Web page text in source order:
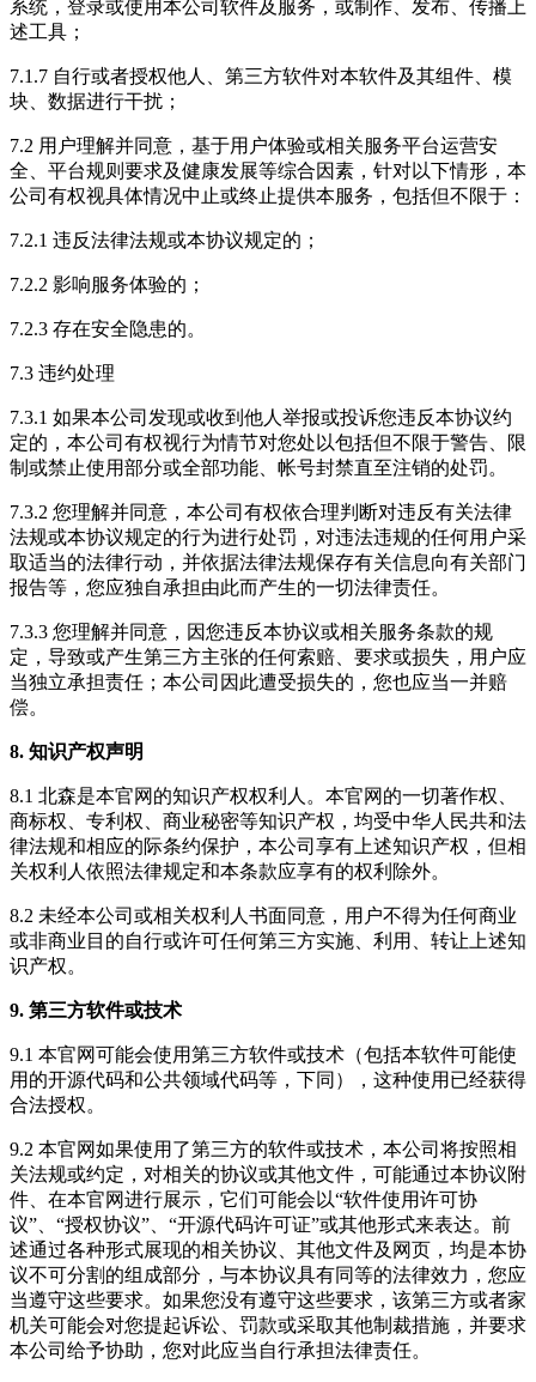
系统，登录或使用本公司软件及服务，或制作、发布、传播上
述工具；
7.1.7 自行或者授权他人、第三方软件对本软件及其组件、模
块、数据进行干扰；
7.2 用户理解并同意，基于用户体验或相关服务平台运营安
全、平台规则要求及健康发展等综合因素，针对以下情形，本
公司有权视具体情况中止或终止提供本服务，包括但不限于：
7.2.1 违反法律法规或本协议规定的；
7.2.2 影响服务体验的；
7.2.3 存在安全隐患的。
7.3 违约处理
7.3.1 如果本公司发现或收到他人举报或投诉您违反本协议约
定的，本公司有权视行为情节对您处以包括但不限于警告、限
制或禁止使用部分或全部功能、帐号封禁直至注销的处罚。
7.3.2 您理解并同意，本公司有权依合理判断对违反有关法律
法规或本协议规定的行为进行处罚，对违法违规的任何用户采
取适当的法律行动，并依据法律法规保存有关信息向有关部门
报告等，您应独自承担由此而产生的一切法律责任。
7.3.3 您理解并同意，因您违反本协议或相关服务条款的规
定，导致或产生第三方主张的任何索赔、要求或损失，用户应
当独立承担责任；本公司因此遭受损失的，您也应当一并赔
偿。
8. 知识产权声明
8.1 北森是本官网的知识产权权利人。本官网的一切著作权、
商标权、专利权、商业秘密等知识产权，均受中华人民共和法
律法规和相应的际条约保护，本公司享有上述知识产权，但相
关权利人依照法律规定和本条款应享有的权利除外。
8.2 未经本公司或相关权利人书面同意，用户不得为任何商业
或非商业目的自行或许可任何第三方实施、利用、转让上述知
识产权。
9. 第三方软件或技术
9.1 本官网可能会使用第三方软件或技术（包括本软件可能使
用的开源代码和公共领域代码等，下同），这种使用已经获得
合法授权。
9.2 本官网如果使用了第三方的软件或技术，本公司将按照相
关法规或约定，对相关的协议或其他文件，可能通过本协议附
件、在本官网进行展示，它们可能会以“软件使用许可协
议”、“授权协议”、“开源代码许可证”或其他形式来表达。前
述通过各种形式展现的相关协议、其他文件及网页，均是本协
议不可分割的组成部分，与本协议具有同等的法律效力，您应
当遵守这些要求。如果您没有遵守这些要求，该第三方或者家
机关可能会对您提起诉讼、罚款或采取其他制裁措施，并要求
本公司给予协助，您对此应当自行承担法律责任。